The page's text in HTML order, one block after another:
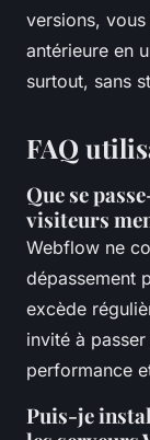
versions,
antérieure en
surtout, sans
FAQ
Que se
visiteurs
Webflow ne
dépassement
excède
invité à
performance
Puis-je